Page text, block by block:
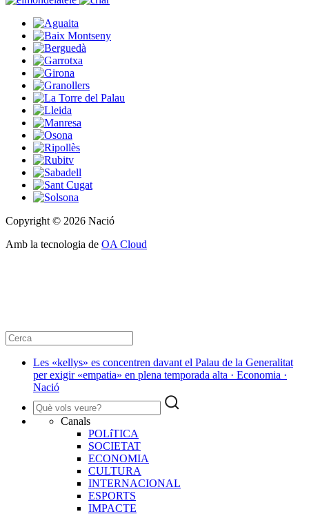
Copyright © 2026 Nació
Amb la tecnologia de OA Cloud
Les «kellys» es concentren davant el Palau de la Generalitat
per exigir «empatia» en plena temporada alta · Economia ·
Nació
Canals
POLíTICA
SOCIETAT
ECONOMIA
CULTURA
INTERNACIONAL
ESPORTS
IMPACTE